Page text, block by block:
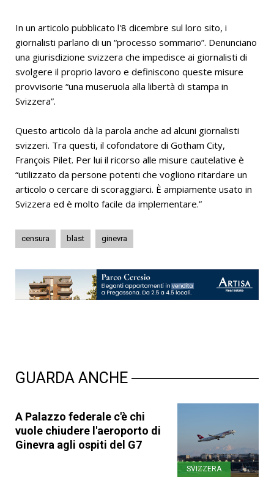
In un articolo pubblicato l'8 dicembre sul loro sito, i
giornalisti parlano di un “processo sommario”. Denunciano
una giurisdizione svizzera che impedisce ai giornalisti di
svolgere il proprio lavoro e definiscono queste misure
provvisorie “una museruola alla libertà di stampa in
Svizzera”.
Questo articolo dà la parola anche ad alcuni giornalisti
svizzeri. Tra questi, il cofondatore di Gotham City,
François Pilet. Per lui il ricorso alle misure cautelative è
“utilizzato da persone potenti che vogliono ritardare un
articolo o cercare di scoraggiarci. È ampiamente usato in
Svizzera ed è molto facile da implementare.”
censura blast ginevra
GUARDA ANCHE
A Palazzo federale c'è chi
vuole chiudere l'aeroporto di
Ginevra agli ospiti del G7
SVIZZERA